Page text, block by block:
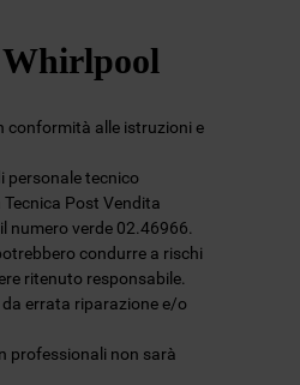
conformità alle istruzioni e
personale tecnico
Post Vendita
verde 02.46966.
condurre a rischi
ritenuto responsabile.
errata riparazione e/o
professionali non sarà